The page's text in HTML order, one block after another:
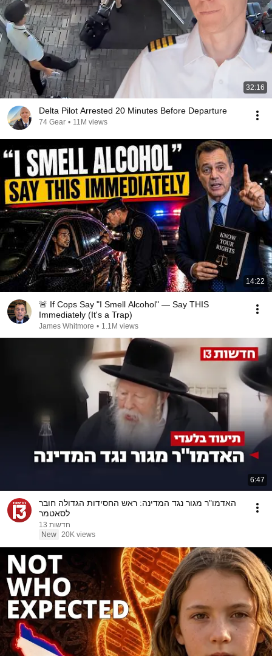
32:16
Delta Pilot Arrested 20 Minutes Before Departure
74 Gear • 11M views
14:22
🚨 If Cops Say "I Smell Alcohol" — Say THIS
Immediately (It's a Trap)
James Whitmore • 1.1M views
6:47
האדמו"ר מגור נגד המדינה: ראש החסידות הגדולה חובר
לסאטמר
חדשות 13
New 20K views